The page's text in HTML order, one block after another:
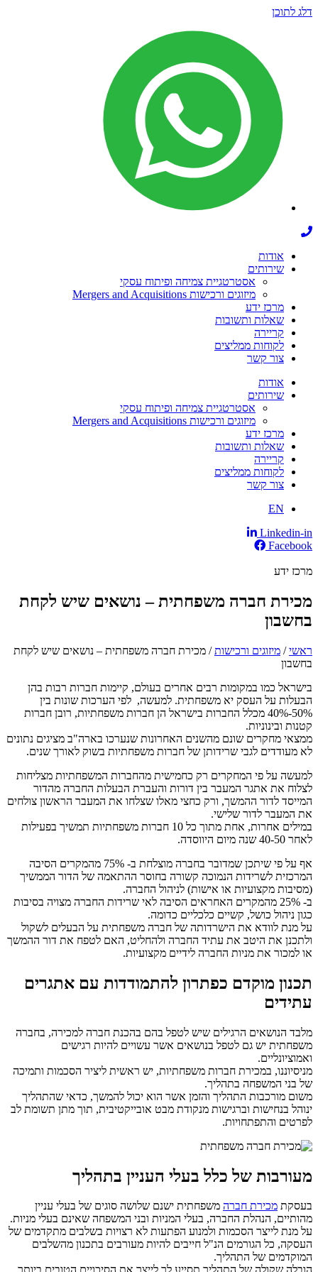
דלג לתוכן
אודות
שירותים
אסטרטגיית צמיחה ופיתוח עסקי
מיזוגים ורכישות Mergers and Acquisitions
מרכז ידע
שאלות ותשובות
קריירה
לקוחות ממליצים
צור קשר
אודות
שירותים
אסטרטגיית צמיחה ופיתוח עסקי
מיזוגים ורכישות Mergers and Acquisitions
מרכז ידע
שאלות ותשובות
קריירה
לקוחות ממליצים
צור קשר
EN
Linkedin-in
Facebook
מרכז ידע
מכירת חברה משפחתית – נושאים שיש לקחת
בחשבון
ראשי/ מיזוגים ורכישות/ מכירת חברה משפחתית – נושאים שיש לקחת
בחשבון
בישראל כמו במקומות רבים אחרים בעולם, קיימות חברות רבות בהן
הבעלות על העסק יא משפחתית. למעשה, לפי הערכות שונות בין
50%-40% מכלל החברות בישראל הן חברות משפחתיות, רובן חברות
קטנות ובינוניות.
ממצאי מחקרים שונם מהשנים האחרונות שנערכו בארה"ב מציגים נתונים
לא מעודדים לגבי שרידותן של חברות משפחתיות בשוק לאורך שנים.
למעשה על פי המחקרים רק כחמישית מהחברות המשפחתיות מצליחות
לצלוח את אתגר המעבר בין דורות והעברת הבעלות החברה מהדור
המייסד לדור ההמשך, ורק כחצי מאלו שצלחו את המעבר הראשון צולחים
את המעבר לדור שלישי.
במילים אחרות, אחת מתוך כל 10 חברות משפחתיות תמשיך בפעילות
לאחר 40-50 שנה מיום היווסדה.
אף על פי שיתכן שמדובר בחברה מוצלחת ב- 75% מהמקרים הסיבה
המרכזית לשרידות הנמוכה קשורה בחוסר ההתאמה של הדור הממשיך
(מסיבות מקצועיות או אישות) לניהול החברה.
ב- 25% מהמקרים האחראים הסיבה לאי שרידות החברה מצויה בסיבות
כגון ניהול כושל, קשיים כלכליים כדומה.
על מנת לוודא את הישרדותה של חברה משפחתית על הבעלים לשקול
ולתכנן את היטב את עתיד החברה ולהחליט, האם לטפח את דור ההמשך
או למכור את מניות החברה לידיים מקצועיות.
תכנון מוקדם כפתרון להתמודדות עם אתגרים
עתידים
מלבד הנושאים הרגילים שיש לטפל בהם בהכנת חברה למכירה, בחברה
משפחתית יש גם לטפל בנושאים אשר עשויים להיות רגישים
ואמוציונליים.
מניסיוננו, במכירת חברות משפחתיות, יש ראשית ליציר הסכמות ותמיכה
של בני המשפחה בתהליך.
משום מורכבות התהליך והזמן אשר הוא יכול להמשך, כדאי שהתהליך
ינוהל בנחישות וברגישות מנקודת מבט אובייקטיבית, תוך מתן תשומת לב
לפרטים והתפתחויות.
מעורבות של כלל בעלי העניין בתהליך
בעסקת מכירת חברה משפחתית ישנם שלושה סוגים של בעלי עניין
מהותיים, הנהלת החברה, בעלי המניות ובני המשפחה שאינם בעלי מניות.
על מנת לייצר הסכמות ולמנוע הפתעות לא רצויות בשלבים מתקדמים של
העסקה, כל הגורמים הנ"ל חייבים להיות מעורבים בתכנון מהשלבים
המוקדמים של התהליך.